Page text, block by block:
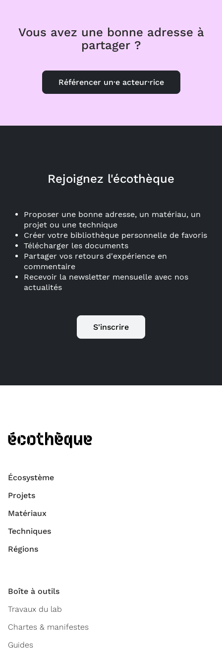
Vous avez une bonne adresse à
partager ?
Référencer un·e acteur·rice
Rejoignez l'écothèque
Proposer une bonne adresse, un matériau, un
projet ou une technique
Créer votre bibliothèque personnelle de favoris
Télécharger les documents
Partager vos retours d'expérience en
commentaire
Recevoir la newsletter mensuelle avec nos
actualités
S'inscrire
Écosystème
Projets
Matériaux
Techniques
Régions
Boîte à outils
Travaux du lab
Chartes & manifestes
Guides